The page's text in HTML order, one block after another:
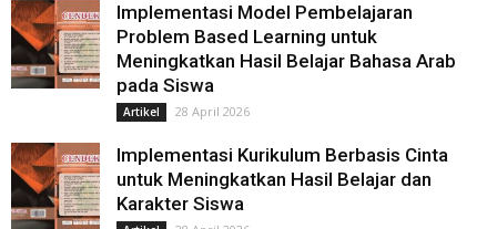
Implementasi Model Pembelajaran
Problem Based Learning untuk
Meningkatkan Hasil Belajar Bahasa Arab
pada Siswa
Artikel 28 April 2026
Implementasi Kurikulum Berbasis Cinta
untuk Meningkatkan Hasil Belajar dan
Karakter Siswa